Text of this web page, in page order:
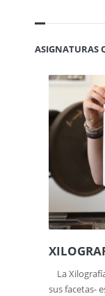
ASIGNATURAS
La
sus facetas-